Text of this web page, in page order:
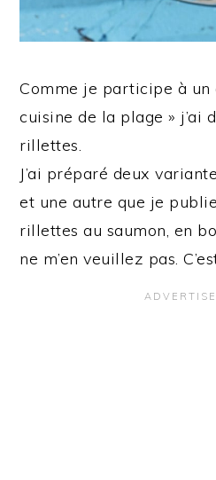
Comme je participe à
cuisine de la plage » j’ai
rillettes.
J’ai préparé deux
et une autre que je
rillettes au saumon, en
ne m’en veuillez pas.